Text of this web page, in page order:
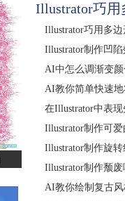
Illustrator巧
Illustrator巧用多
Illustrator制作凹
AI中怎么调渐变
AI教你简单快速
在Illustrator中表
Illustrator制作可
Illustrator制作旋
Illustrator制作颓
AI教你绘制复古